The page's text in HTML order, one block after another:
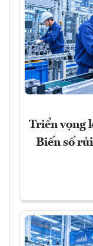
Triển vọng
Biến số